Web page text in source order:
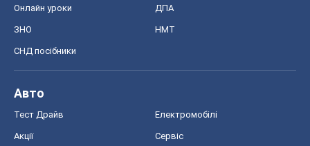
Онлайн уроки ДПА
ЗНО НМТ
СНД посібники
Авто
Тест Драйв Електромобілі
Акції Сервіс